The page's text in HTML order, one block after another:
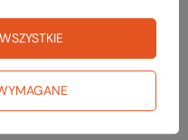
udoskonalenie pisz na